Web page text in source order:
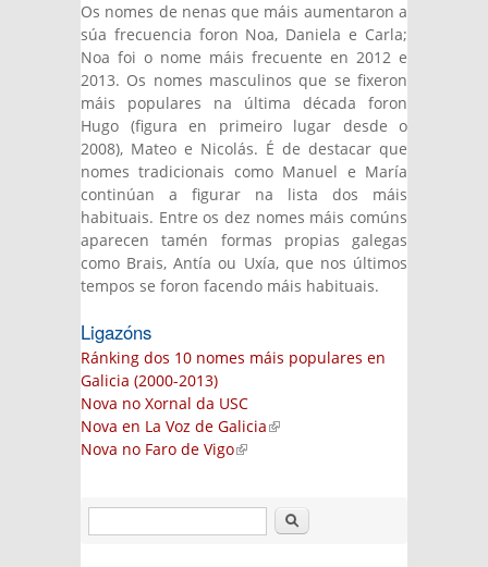
Os nomes de nenas que máis aumentaron a
súa frecuencia foron Noa, Daniela e Carla;
Noa foi o nome máis frecuente en 2012 e
2013. Os nomes masculinos que se fixeron
máis populares na última década foron
Hugo (figura en primeiro lugar desde o
2008), Mateo e Nicolás. É de destacar que
nomes tradicionais como Manuel e María
continúan a figurar na lista dos máis
habituais. Entre os dez nomes máis comúns
aparecen tamén formas propias galegas
como Brais, Antía ou Uxía, que nos últimos
tempos se foron facendo máis habituais.
Ligazóns
Ránking dos 10 nomes máis populares en
Galicia (2000-2013)
Nova no Xornal da USC
Nova en La Voz de Galicia(link is external)
Nova no Faro de Vigo(link is external)
Buscar